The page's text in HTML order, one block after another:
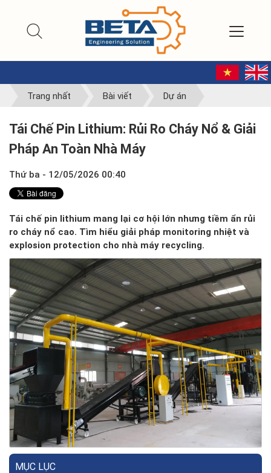
Trang nhất Bài viết Dự án
Tái Chế Pin Lithium: Rủi Ro Cháy Nổ & Giải
Pháp An Toàn Nhà Máy
Thứ ba - 12/05/2026 00:40
Tái chế pin lithium mang lại cơ hội lớn nhưng tiềm ẩn rủi
ro cháy nổ cao. Tìm hiểu giải pháp monitoring nhiệt và
explosion protection cho nhà máy recycling.
MỤC LỤC